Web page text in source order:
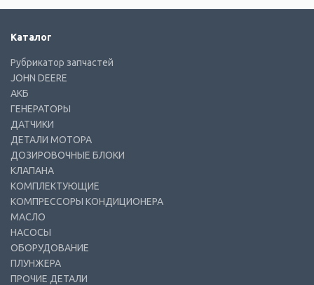
Каталог
Рубрикатор запчастей
JOHN DEERE
АКБ
ГЕНЕРАТОРЫ
ДАТЧИКИ
ДЕТАЛИ МОТОРА
ДОЗИРОВОЧНЫЕ БЛОКИ
КЛАПАНА
КОМПЛЕКТУЮЩИЕ
КОМПРЕССОРЫ КОНДИЦИОНЕРА
МАСЛО
НАСОСЫ
ОБОРУДОВАНИЕ
ПЛУНЖЕРА
ПРОЧИЕ ДЕТАЛИ